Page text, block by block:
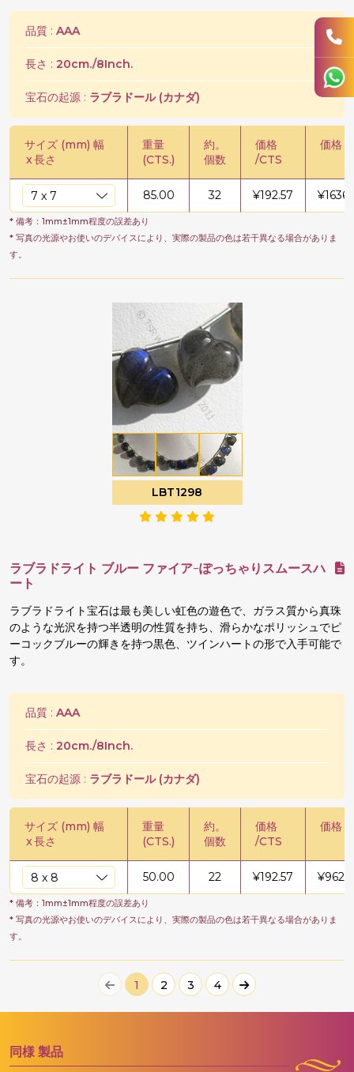
品質 : AAA
長さ : 20cm./8Inch.
宝石の起源 : ラブラドール (カナダ)
サイズ (mm) 幅
x長さ
重量
(CTS.)
約。
個数
価格
/CTS
価格 /
85.00 32 ¥192.57 ¥
* 備考：1mm±1mm程度の誤差あり
* 写真の光源やお使いのデバイスにより、実際の製品の色は若干異なる場合がありま
す。
LBT1298
ラブラドライト ブルー ファイア-ぽっちゃりスムースハ
ート
ラブラドライト宝石は最も美しい虹色の遊色で、ガラス質から真珠
のような光沢を持つ半透明の性質を持ち、滑らかなポリッシュでピ
ーコックブルーの輝きを持つ黒色、ツインハートの形で入手可能で
す。
品質 : AAA
長さ : 20cm./8Inch.
宝石の起源 : ラブラドール (カナダ)
サイズ (mm) 幅
x長さ
重量
(CTS.)
約。
個数
価格
/CTS
価格 /
50.00 22 ¥192.57 ¥
* 備考：1mm±1mm程度の誤差あり
* 写真の光源やお使いのデバイスにより、実際の製品の色は若干異なる場合がありま
す。
1 2 3 4
同様 製品